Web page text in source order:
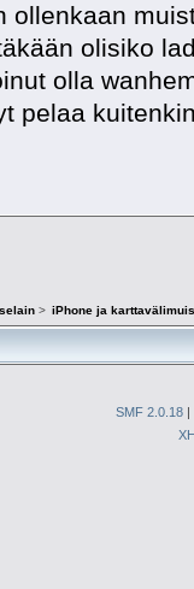
ollenkaan
olisiko
olla
pelaa
> iPhone ja
SMF 2.0.18 |